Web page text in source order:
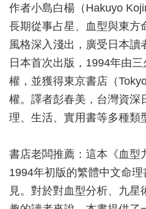
作者小島白楊（Hakuyo
長期從事占星、血型與東方
風格深入淺出，廣受日本讀
日本首次出版，1994年由
權，並獲得東京書店（
權。譯者彭春美，台灣資深
理、生活、實用書等多種類
書店老闆推薦：這本《血型
1994年初版的繁體中文命
見。對於對血型分析、九